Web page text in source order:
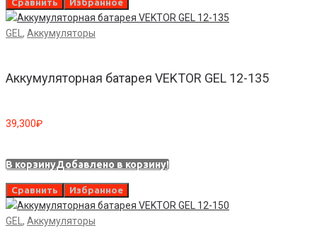
Сравнить Избранное
GEL , Аккумуляторы
Аккумуляторная батарея VEKTOR GEL 12-135
39,300₽
В корзинуДобавлено в корзину!
Сравнить Избранное
GEL , Аккумуляторы